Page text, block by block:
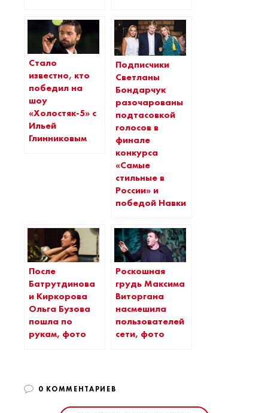
Стало
известно, кто
победил на
шоу
«Холостяк-5» с
Ильей
Глинниковым
Подписчики
Светланы
Бондарчук
разочарованы
подтасовкой
голосов в
финале
конкурса
«Самые
стильные в
России» и
победой Навки
После
Батрутдинова
и Киркорова
Ольга Бузова
пошла по
рукам, фото
Роскошная
грудь Максима
Виторгана
насмешила
пользователей
сети, фото
0 КОММЕНТАРИЕВ